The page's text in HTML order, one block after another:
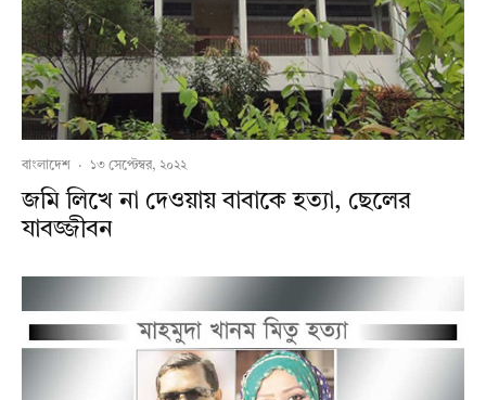
বাংলাদেশ · ১৩ সেপ্টেম্বর, ২০২২
জমি লিখে না দেওয়ায় বাবাকে হত্যা, ছেলের
যাবজ্জীবন